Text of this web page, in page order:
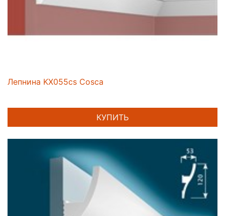
Лепнина KX055cs Cosca
КУПИТЬ